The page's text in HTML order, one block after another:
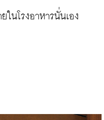
ในโรงอาหารนั่นเอง